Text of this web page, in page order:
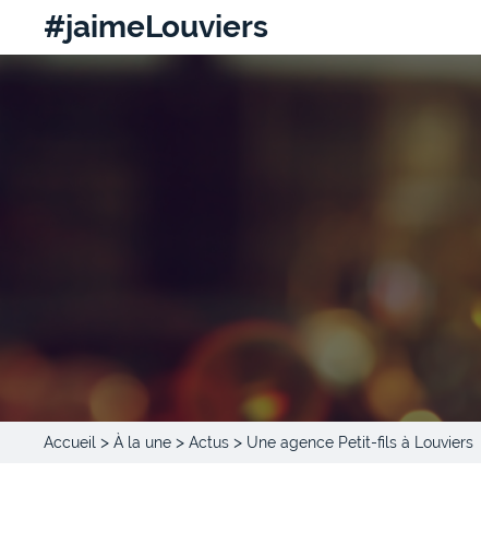
#jaimeLouviers
Accueil > À la une > Actus > Une agence Petit-fils à Louviers